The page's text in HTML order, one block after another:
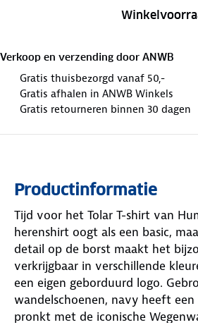
Verkoop en verzending door ANWB
Gratis thuisbezorgd vanaf 50,-
Gratis afhalen in ANWB Winkels
Gratis retourneren binnen 30 dagen
Productinformatie
Tijd voor het Tolar T-shirt van
herenshirt oogt als een basic,
detail op de borst maakt het
verkrijgbaar in verschillende
een eigen geborduurd logo.
wandelschoenen, navy heeft
pronkt met de iconische